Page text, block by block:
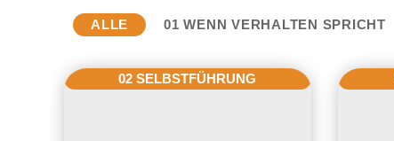
01 WENN VERHALTEN SPRICHT
ALLE
02 SELBSTFÜHRUNG